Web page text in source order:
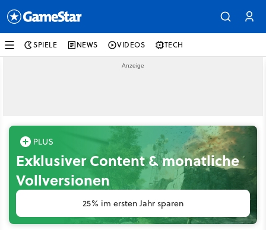
SPIELE NEWS VIDEOS TECH
Exklusiver Content & monatliche
Vollversionen
25% im ersten Jahr sparen